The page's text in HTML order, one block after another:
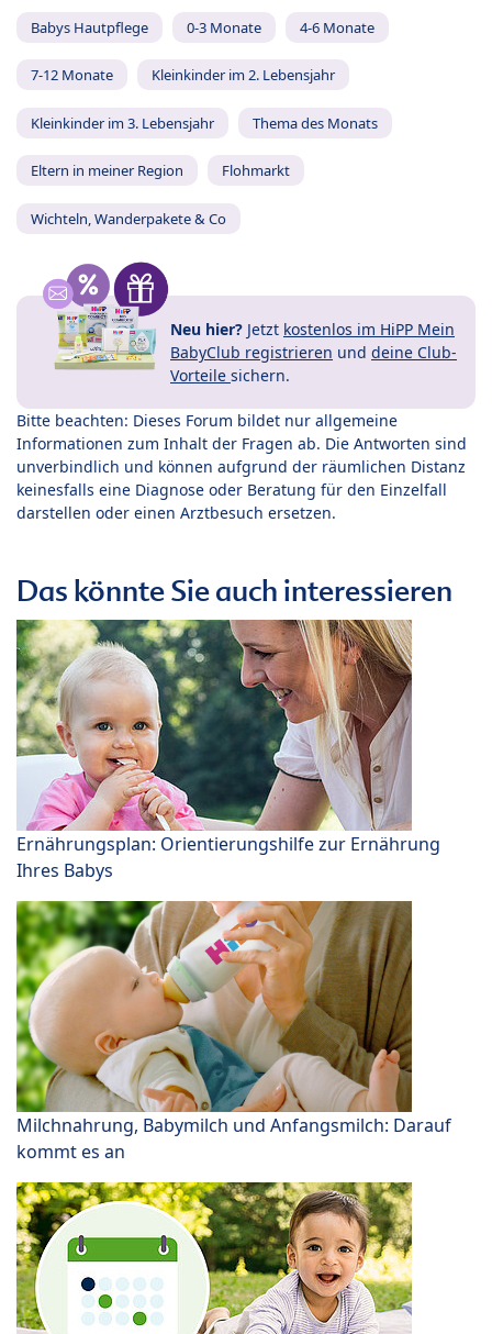
Babys Hautpflege 0-3 Monate 4-6 Monate
7-12 Monate Kleinkinder im 2. Lebensjahr
Kleinkinder im 3. Lebensjahr Thema des Monats
Eltern in meiner Region Flohmarkt
Wichteln, Wanderpakete & Co
Neu hier? Jetzt kostenlos im HiPP Mein
BabyClub registrieren und deine Club-
Vorteile sichern.
Bitte beachten: Dieses Forum bildet nur allgemeine
Informationen zum Inhalt der Fragen ab. Die Antworten sind
unverbindlich und können aufgrund der räumlichen Distanz
keinesfalls eine Diagnose oder Beratung für den Einzelfall
darstellen oder einen Arztbesuch ersetzen.
Das könnte Sie auch interessieren
Ernährungsplan: Orientierungshilfe zur Ernährung
Ihres Babys
Milchnahrung, Babymilch und Anfangsmilch: Darauf
kommt es an